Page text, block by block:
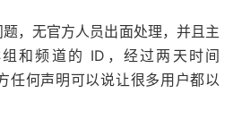
，无官方人员出面处理，并且主
和频道的 ID，经过两天时间
任何声明可以说让很多用户都以